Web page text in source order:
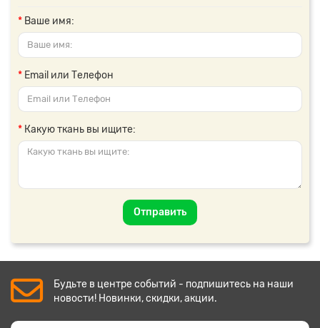
Ваше имя:
Email или Телефон
Какую ткань вы ищите:
Отправить
Будьте в центре событий - подпишитесь на наши
новости! Новинки, скидки, акции.